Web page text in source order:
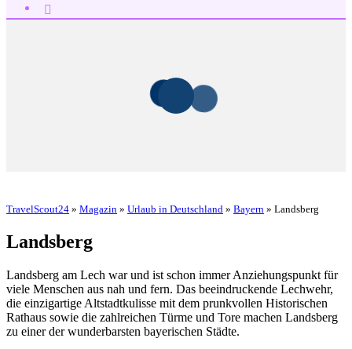
TravelScout24 » Magazin » Urlaub in Deutschland » Bayern » Landsberg
Landsberg
Landsberg am Lech war und ist schon immer Anziehungspunkt für
viele Menschen aus nah und fern. Das beeindruckende Lechwehr,
die einzigartige Altstadtkulisse mit dem prunkvollen Historischen
Rathaus sowie die zahlreichen Türme und Tore machen Landsberg
zu einer der wunderbarsten bayerischen Städte.